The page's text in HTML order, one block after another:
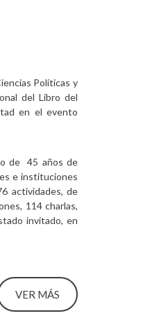
Políticas y
del Libro del
en el evento
de 45 años de
e instituciones
actividades, de
114 charlas,
invitado, en
VER MÁS